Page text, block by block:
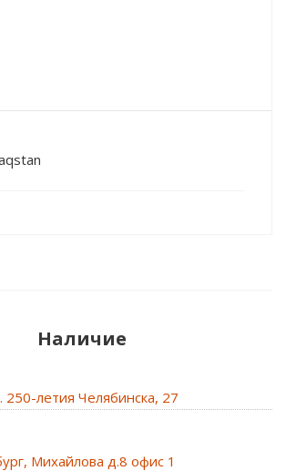
Наличие
250-летия Челябинска, 27
Михайлова д.8 офис 1